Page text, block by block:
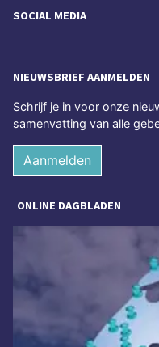
SOCIAL MEDIA
NIEUWSBRIEF AANMELDEN
Schrijf je in voor onze
samenvatting van alle
Aanmelden
ONLINE DAGBLADEN